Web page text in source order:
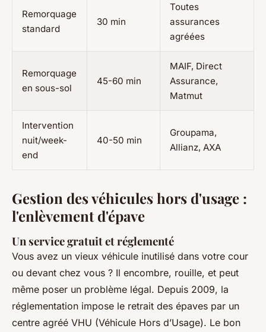
Remorquage
standard
30 min
Toutes
assurances
agréées
Remorquage
en sous-sol
45-60 min
MAIF, Direct
Assurance,
Matmut
Intervention
nuit/week-
end
40-50 min
Groupama,
Allianz, AXA
Gestion des véhicules hors d'usage :
l'enlèvement d'épave
Un service gratuit et réglementé
Vous avez un vieux véhicule inutilisé dans votre cour
ou devant chez vous ? Il encombre, rouille, et peut
même poser un problème légal. Depuis 2009, la
réglementation impose le retrait des épaves par un
centre agréé VHU (Véhicule Hors d’Usage). Le bon